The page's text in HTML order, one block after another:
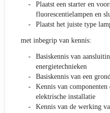
Plaatst een starter en
fluorescentielampen en
Plaatst het juiste type
met inbegrip van kennis:
Basiskennis van
energietechnieken
Basiskennis van een
Kennis van componenten
elektrische installatie
Kennis van de werking